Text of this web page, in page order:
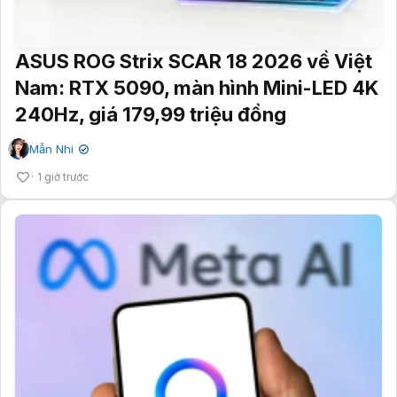
ASUS ROG Strix SCAR 18 2026 về Việt
Nam: RTX 5090, màn hình Mini-LED 4K
240Hz, giá 179,99 triệu đồng
Mẫn Nhi ✔
1 giờ trước